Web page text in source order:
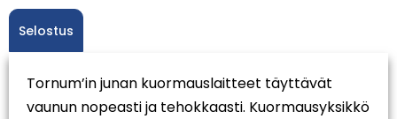
Selostus
Tornum’in junan kuormauslaitteet täyttävät
vaunun nopeasti ja tehokkaasti. Kuormausyksikkö